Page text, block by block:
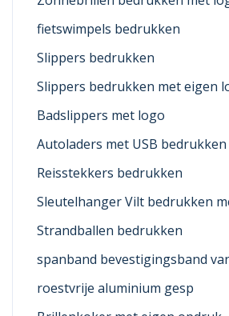
fietswimpels bedrukken
Slippers bedrukken
Slippers bedrukken met eigen
Badslippers met logo
Autoladers met USB
Reisstekkers bedrukken
Sleutelhanger Vilt bedrukken
Strandballen bedrukken
spanband bevestigingsband
roestvrije aluminium gesp